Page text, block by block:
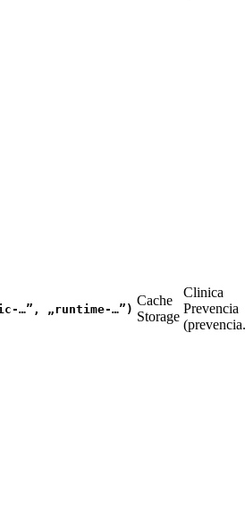
…”, „runtime-…”)
Cache
Storage
Clinica
Prevencia